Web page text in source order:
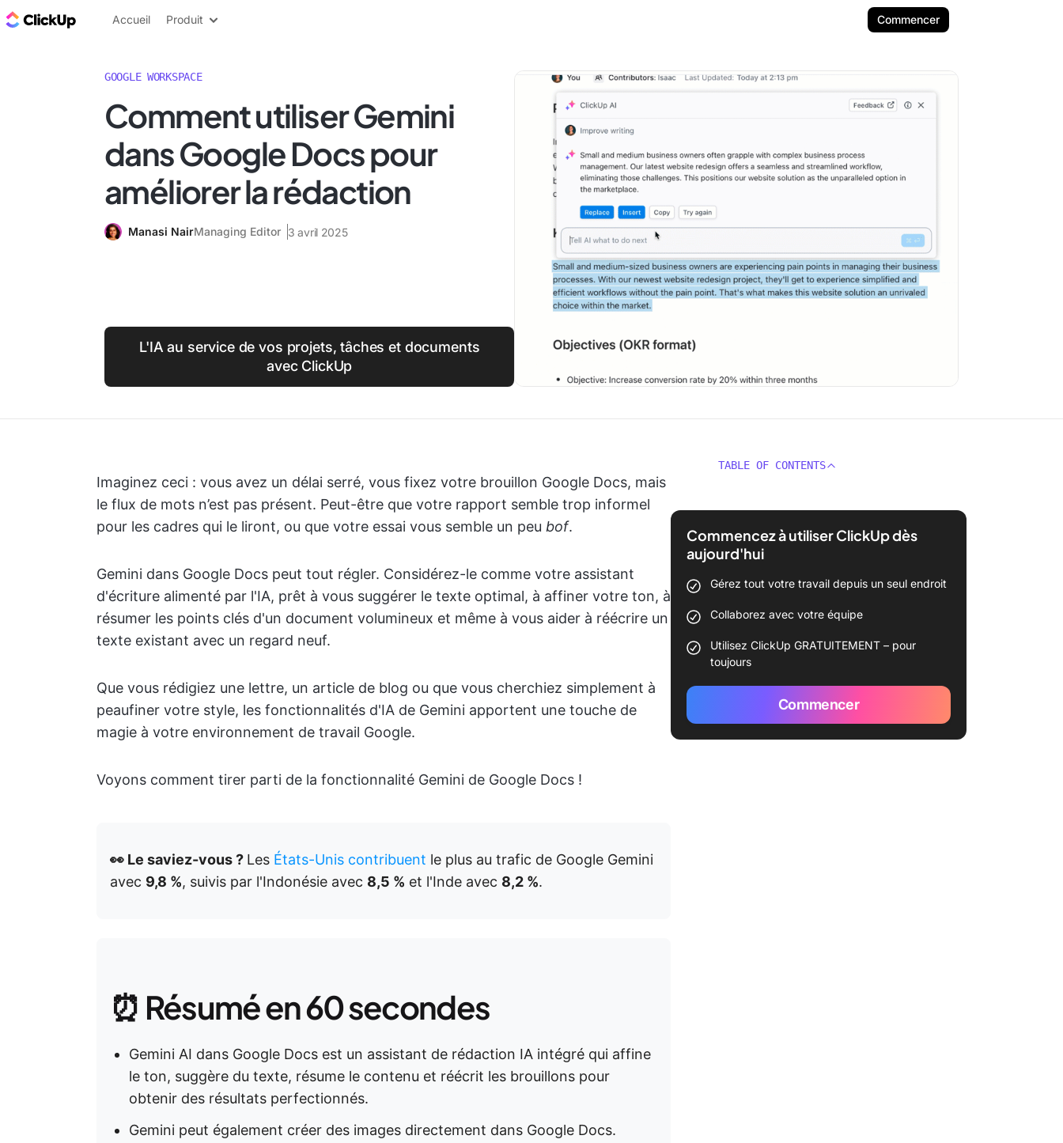
ClickUp Blog
Accueil Produit Commencer
GOOGLE WORKSPACE
Comment utiliser Gemini
dans Google Docs pour
améliorer la rédaction
Manasi NairManaging Editor 3 avril 2025
L'IA au service de vos projets, tâches et documents
avec ClickUp
Imaginez ceci : vous avez un délai serré, vous fixez votre brouillon Google Docs, mais
le flux de mots n’est pas présent. Peut-être que votre rapport semble trop informel
pour les cadres qui le liront, ou que votre essai vous semble un peu bof.
Gemini dans Google Docs peut tout régler. Considérez-le comme votre assistant
d'écriture alimenté par l'IA, prêt à vous suggérer le texte optimal, à affiner votre ton, à
résumer les points clés d'un document volumineux et même à vous aider à réécrire un
texte existant avec un regard neuf.
Que vous rédigiez une lettre, un article de blog ou que vous cherchiez simplement à
peaufiner votre style, les fonctionnalités d'IA de Gemini apportent une touche de
magie à votre environnement de travail Google.
Voyons comment tirer parti de la fonctionnalité Gemini de Google Docs !
👀 Le saviez-vous ? Les États-Unis contribuent le plus au trafic de Google Gemini
avec 9,8 %, suivis par l'Indonésie avec 8,5 % et l'Inde avec 8,2 %.
⏰ Résumé en 60 secondes
Gemini AI dans Google Docs est un assistant de rédaction IA intégré qui affine
le ton, suggère du texte, résume le contenu et réécrit les brouillons pour
obtenir des résultats perfectionnés.
Gemini peut également créer des images directement dans Google Docs.
TABLE OF CONTENTS
Commencez à utiliser ClickUp dès
aujourd'hui
Gérez tout votre travail depuis un seul endroit
Collaborez avec votre équipe
Utilisez ClickUp GRATUITEMENT – pour
toujours
Commencer